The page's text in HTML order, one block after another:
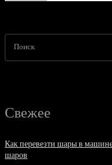
Поиск
Свежее
Как перевезти шары в
шаров